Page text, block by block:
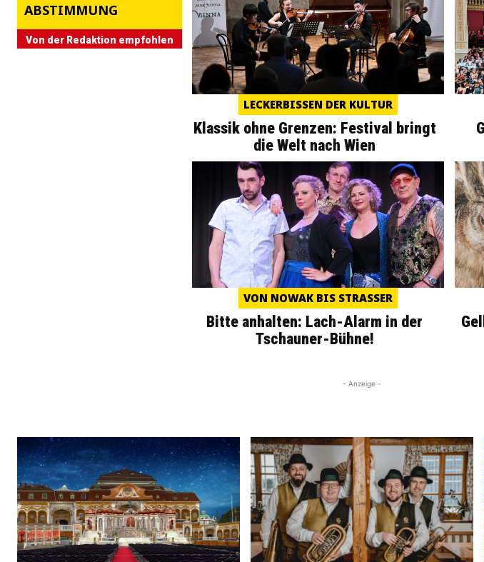
ABSTIMMUNG
Von der Redaktion empfohlen
LECKERBISSEN DER KULTUR
Klassik ohne Grenzen: Festival bringt
die Welt nach Wien
VON NOWAK BIS STRASSER
Bitte anhalten: Lach-Alarm in der
Tschauner-Bühne!
- Anzeige -